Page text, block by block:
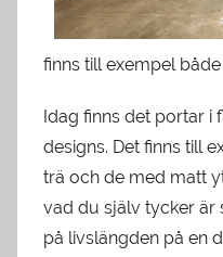
finns till exempel
Idag finns det portar i
designs. Det finns till
trä och de med matt
vad du själv tycker är
på livslängden på en